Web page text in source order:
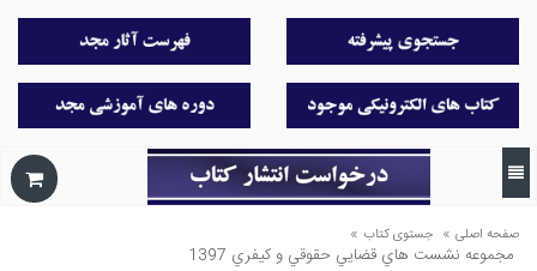
صفحه اصلی » جستوی کتاب »
مجموعه نشست هاي قضايي حقوقي و كيفري 1397